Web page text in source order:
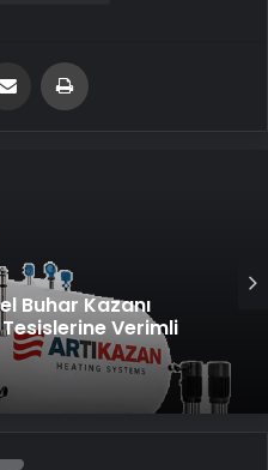
Email'den paylaş
Buhar Kazanı
Verimli